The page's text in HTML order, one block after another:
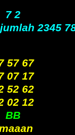
7 2
2345
57 67
07 17
52 62
02 12
BB